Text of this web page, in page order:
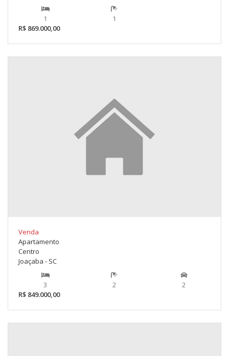
1
1
R$ 869.000,00
Venda
Apartamento
Centro
Joaçaba - SC
3 2
2
R$ 849.000,00